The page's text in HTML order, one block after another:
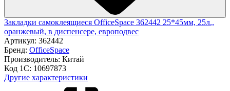
Закладки самоклеящиеся OfficeSpace 362442 25*45мм, 25л.,
оранжевый, в диспенсере, европодвес
Артикул: 362442
Бренд: OfficeSpace
Производитель: Китай
Код 1С: 10697873
Другие характеристики